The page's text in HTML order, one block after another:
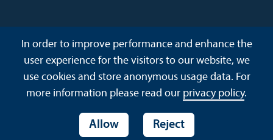
In order to improve performance and enhance the
user experience for the visitors to our website, we
use cookies and store anonymous usage data. For
more information please read our privacy policy.
Allow Reject